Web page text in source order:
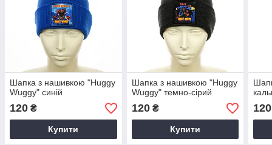
Шапка з нашивкою "Huggy
Wuggy" синій
120 ₴
Купити
Шапка з нашивкою "Huggy
Wuggy" темно-сірий
120₴
Купити
120